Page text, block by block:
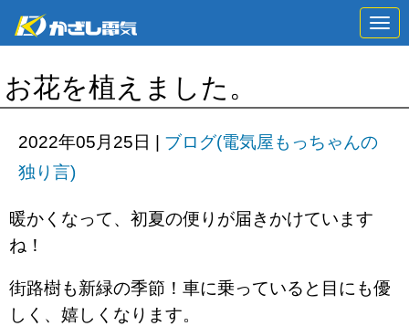
N
a
t
お花を植えました。
2022年05月25日 | ブログ(電気屋もっちゃんの
独り言)
暖かくなって、初夏の便りが届きかけています
ね！
街路樹も新緑の季節！車に乗っていると目にも優
しく、嬉しくなります。